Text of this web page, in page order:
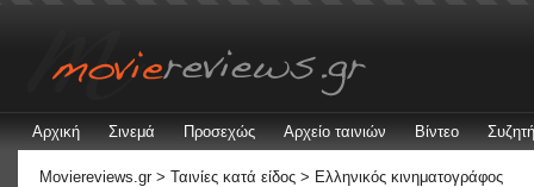
Αρχική Σινεμά Προσεχώς Αρχείο ταινιών Βίντεο
Moviereviews.gr > Ταινίες κατά είδος > Ελληνικός κινηματογράφος